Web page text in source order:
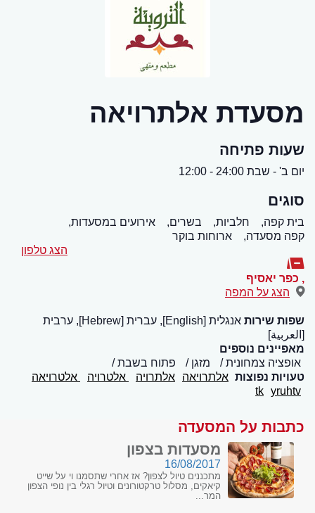
מסעדת אלתרויאה
שעות פתיחה
יום ב' - שבת 24:00 - 12:00
סוגים
בית קפה, חלביות, בשרים,
אירועים במסעדות,
קפה מסעדה,
ארוחות בוקר
הצג טלפון
, כפר יאסיף
הצג על המפה
שפות שירות
אנגלית [English], עברית [Hebrew], ערבית
[العربية]
מאפיינים נוספים
אופציה צמחונית
מזגן
פתוח בשבת
טעויות נפוצות אלתרויאה אלתרויה אלטרויה
אלטרויאה
tk yruhtv
כתבות על המסעדה
מסעדות בצפון
16/08/2017
מתכננים טיול לצפון? אז אחרי שתסמנו וי על שייט
קיאקים, מסלול טרקטורונים וטיול רגלי בין נופי הצפון
המר...